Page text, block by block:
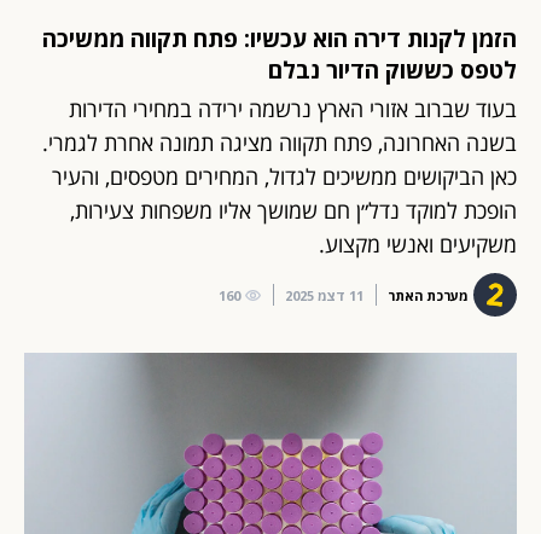
הזמן לקנות דירה הוא עכשיו: פתח תקווה ממשיכה
לטפס כששוק הדיור נבלם
בעוד שברוב אזורי הארץ נרשמה ירידה במחירי הדירות
בשנה האחרונה, פתח תקווה מציגה תמונה אחרת לגמרי.
כאן הביקושים ממשיכים לגדול, המחירים מטפסים, והעיר
הופכת למוקד נדל״ן חם שמושך אליו משפחות צעירות,
משקיעים ואנשי מקצוע.
מערכת האתר 11 דצמ 2025 160